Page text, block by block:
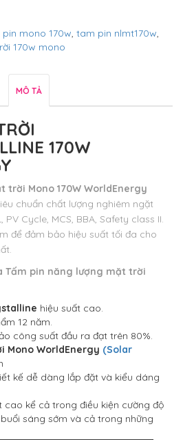
mono 170w, tam pin nlmt170w,
170w mono
MÔ TẢ
170W
Mono 170W WorldEnergy
chuẩn chất lượng nghiêm ngặt
PV Cycle, MCS, BBA, Safety class II.
để đảm bảo hiệu suất tối đa cho
Tấm pin năng lượng mặt trời
hiệu suất cao.
12 năm.
công suất đầu ra đạt trên 80%.
Mono WorldEnergy (Solar
kế dễ dàng lắp đặt và kiểu dáng
cao kể cả trong điều kiện cường độ
sáng sớm và cả trong những